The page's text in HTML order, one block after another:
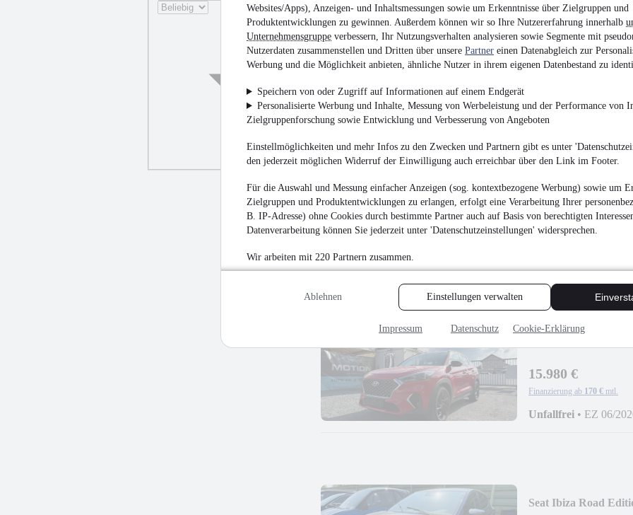
Websites/Apps), Anzeigen- und Inhaltsmessungen sowie um Erkenntnisse über Zielgruppen und
Produktentwicklungen zu gewinnen. Außerdem können wir so Ihre Nutzererfahrung innerhalb
Unternehmensgruppe verbessern, Ihr Nutzungsverhalten analysieren sowie Segmente mit
Nutzerdaten zusammenstellen und Dritten über unsere Partner einen Datenabgleich zur
Werbung und die Möglichkeit anbieten, ähnliche Nutzer in ihrem eigenen Datenbestand zu
Speichern von oder Zugriff auf Informationen auf einem Endgerät
Personalisierte Werbung und Inhalte, Messung von Werbeleistung und der Performance von
Zielgruppenforschung sowie Entwicklung und Verbesserung von Angeboten
Einstellmöglichkeiten und mehr Infos zu den Zwecken und Partnern gibt es unter
den jederzeit möglichen Widerruf der Einwilligung auch erreichbar über den Link im Footer.
Für die Auswahl und Messung einfacher Anzeigen (sog. kontextbezogene Werbung) sowie um
Zielgruppen und Produktentwicklungen zu erlangen, erfolgt eine Verarbeitung Ihrer
B. IP-Adresse) ohne Cookies durch bestimmte Partner auch auf Basis von berechtigten
Datenverarbeitung können Sie jederzeit unter 'Datenschutzeinstellungen' widersprechen.
Wir arbeiten mit 220 Partnern zusammen.
Ablehnen Einstellungen verwalten
Impressum Datenschutz Cookie-Erklärung
NEUSmart ForFour
4.400 €
Finanzierung ab 47 € mtl.
NEU Opel Astra K
4.980 €
Finanzierung ab 53 €
15.980 €
Finanzierung ab 170 € mtl.
Unfallfrei • EZ 06/
Seat Ibiza Road